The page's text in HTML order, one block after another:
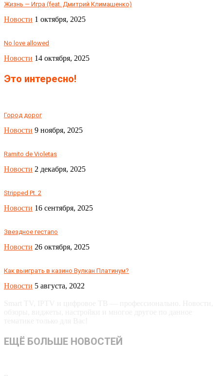
Жизнь — Игра (feat. Дмитрий Климашенко)
Новости 1 октября, 2025
No love allowed
Новости 14 октября, 2025
Это интересно!
Город дорог
Новости 9 ноября, 2025
Ramito de Violetas
Новости 2 декабря, 2025
Stripped Pt. 2
Новости 16 сентября, 2025
Звездное гестапо
Новости 26 октября, 2025
Как выиграть в казино Вулкан Платинум?
Новости 5 августа, 2022
ЕЩЁ БОЛЬШЕ НОВОСТЕЙ